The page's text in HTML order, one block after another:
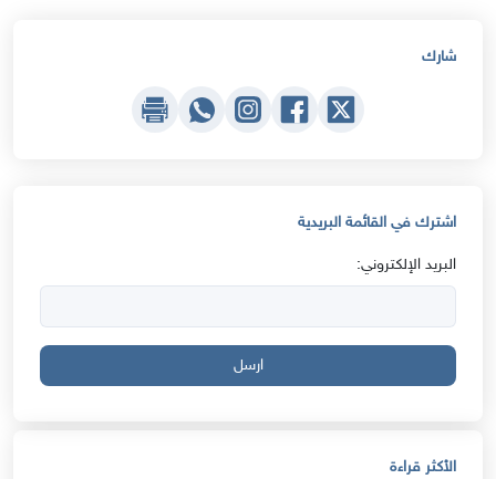
شارك
اشترك في القائمة البريدية
البريد الإلكتروني:
ارسل
الأكثر قراءة